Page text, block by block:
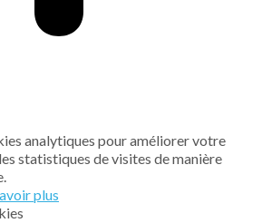
analytiques pour améliorer votre
statistiques de visites de manière
plus